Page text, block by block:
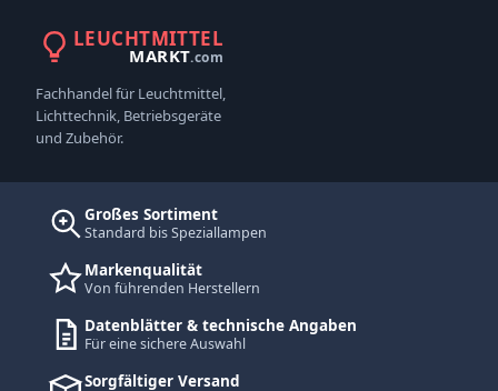
LEUCHTMITTEL
MARKT.com
Fachhandel für Leuchtmittel,
Lichttechnik, Betriebsgeräte
und Zubehör.
Großes Sortiment
Standard bis Speziallampen
Markenqualität
Von führenden Herstellern
Datenblätter & technische Angaben
Für eine sichere Auswahl
Sorgfältiger Versand